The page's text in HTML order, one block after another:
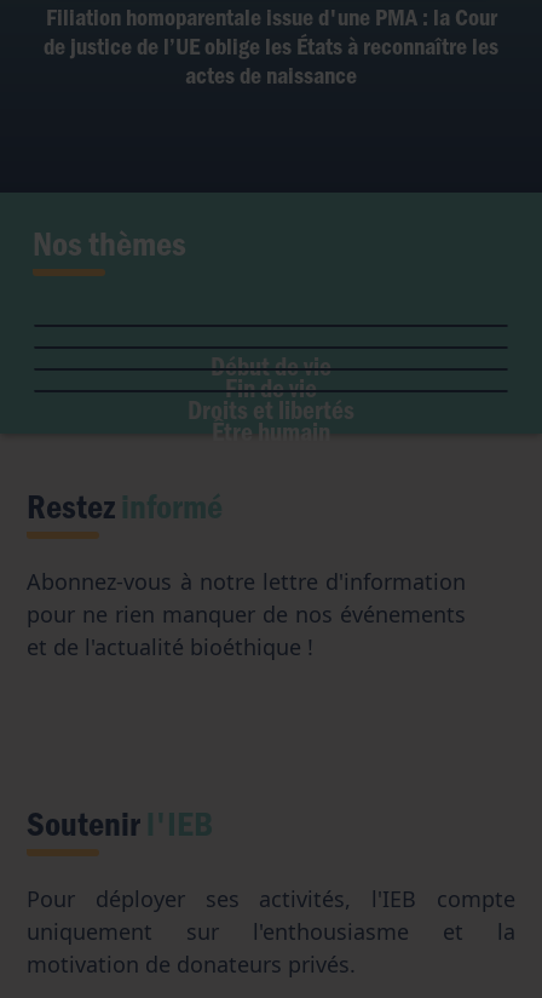
Filiation homoparentale issue d'une PMA : la Cour
de justice de l’UE oblige les États à reconnaître les
actes de naissance
Nos thèmes
Début de vie
Fertilité et grossesse
Embryon
GPA
Avortement
Fin de vie
Euthanasie
Don d'organes
Droits et libertés
Liberté de conscience
Liberté institutionnelle
Accès aux origines
Être humain
Maladie & handicap
Genre & sexualité
Eugénisme
Transhumanisme
Restezinformé
Abonnez-vous à notre lettre d'information
pour ne rien manquer de nos événements
et de l'actualité bioéthique !
Soutenirl'IEB
Pour déployer ses activités, l'IEB compte
uniquement sur l'enthousiasme et la
motivation de donateurs privés.